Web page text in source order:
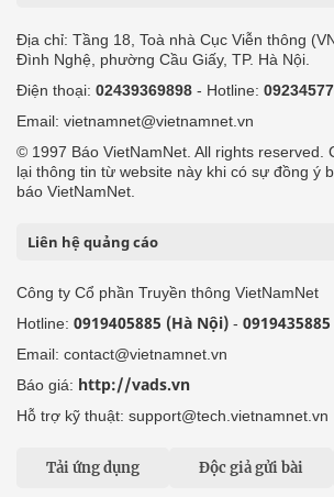
Địa chỉ: Tầng 18, Toà nhà Cục Viễn thông
Đình Nghệ, phường Cầu Giấy, TP. Hà Nội.
Điện thoại: 02439369898 - Hotline:
Email: vietnamnet@vietnamnet.vn
© 1997 Báo VietNamNet. All rights reserved.
lại thông tin từ website này khi có sự đồng ý
báo VietNamNet.
Liên hệ quảng cáo
Công ty Cổ phần Truyền thông VietNamNet
Hotline: 0919405885 (Hà Nội) -
Email: contact@vietnamnet.vn
Báo giá: http://vads.vn
Hỗ trợ kỹ thuật: support@tech.vietnamnet.vn
Tải ứng dụng Độc giả gửi bài